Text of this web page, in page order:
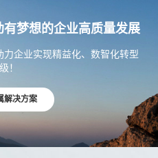
梦想的企业高质量发展
企业实现精益化、数智化转型
！
解决方案